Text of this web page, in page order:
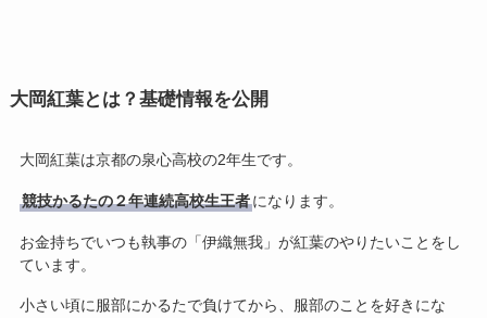
大岡紅葉とは？基礎情報を公開
大岡紅葉は京都の泉心高校の2年生です。
競技かるたの２年連続高校生王者になります。
お金持ちでいつも執事の「伊織無我」が紅葉のやりたいことをし
ています。
小さい頃に服部にかるたで負けてから、服部のことを好きにな